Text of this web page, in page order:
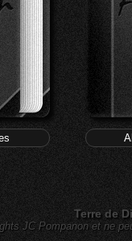
Terre de
JC Pompanon et ne